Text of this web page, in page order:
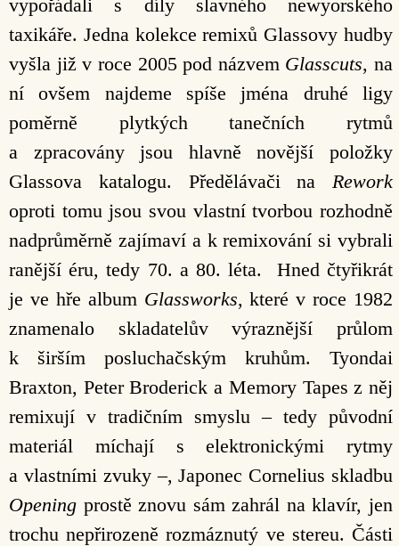
vypořádali s díly slavného newyorského
taxikáře. Jedna kolekce remixů Glassovy hudby
vyšla již v roce 2005 pod názvem Glasscuts, na
ní ovšem najdeme spíše jména druhé ligy
poměrně plytkých tanečních rytmů
a zpracovány jsou hlavně novější položky
Glassova katalogu. Předělávači na Rework
oproti tomu jsou svou vlastní tvorbou rozhodně
nadprůměrně zajímaví a k remixování si vybrali
ranější éru, tedy 70. a 80. léta. Hned čtyřikrát
je ve hře album Glassworks, které v roce 1982
znamenalo skladatelův výraznější průlom
k širším posluchačským kruhům. Tyondai
Braxton, Peter Broderick a Memory Tapes z něj
remixují v tradičním smyslu – tedy původní
materiál míchají s elektronickými rytmy
a vlastními zvuky –, Japonec Cornelius skladbu
Opening prostě znovu sám zahrál na klavír, jen
trochu nepřirozeně rozmáznutý ve stereu. Části